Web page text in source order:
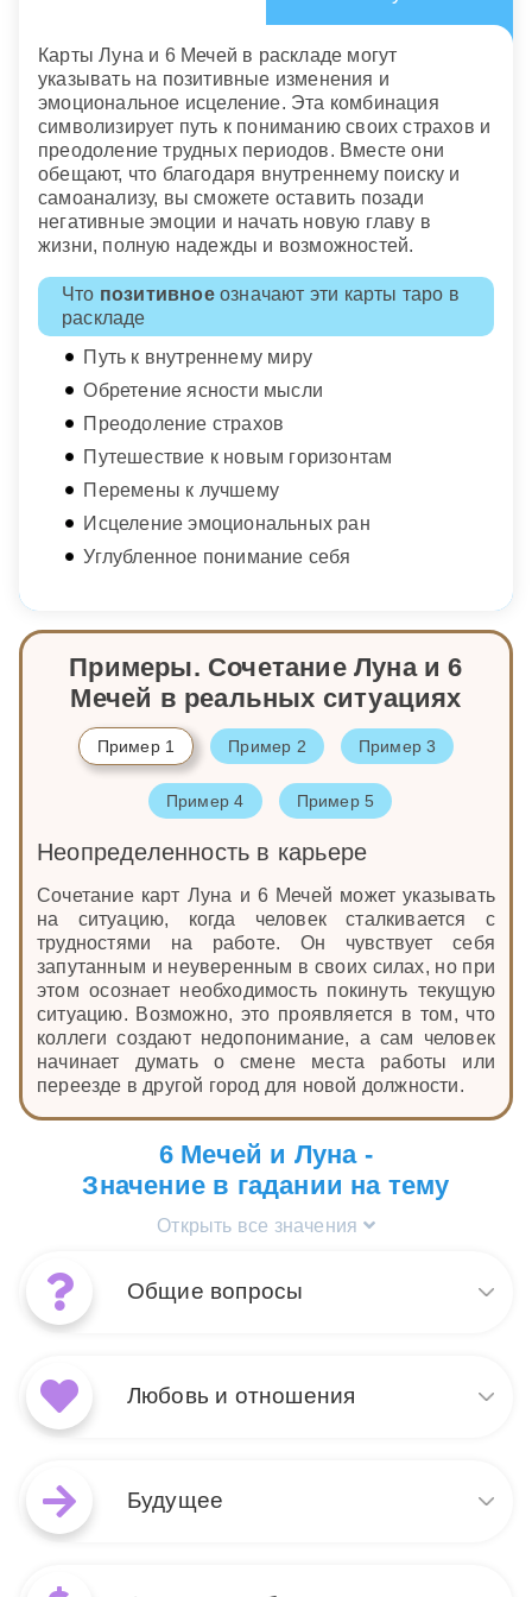
Карты Луна и 6 Мечей в раскладе могут
указывать на позитивные изменения и
эмоциональное исцеление. Эта комбинация
символизирует путь к пониманию своих страхов и
преодоление трудных периодов. Вместе они
обещают, что благодаря внутреннему поиску и
самоанализу, вы сможете оставить позади
негативные эмоции и начать новую главу в
жизни, полную надежды и возможностей.
Что позитивноеозначают эти карты таро в
раскладе
Путь к внутреннему миру
Обретение ясности мысли
Преодоление страхов
Путешествие к новым горизонтам
Перемены к лучшему
Исцеление эмоциональных ран
Углубленное понимание себя
Примеры. Сочетание Луна и 6
Мечей в реальных ситуациях
Пример 1 Пример 2 Пример 3
Пример 4 Пример 5
Неопределенность в карьере
Сочетание карт Луна и 6 Мечей может указывать
на ситуацию, когда человек сталкивается с
трудностями на работе. Он чувствует себя
запутанным и неуверенным в своих силах, но при
этом осознает необходимость покинуть текущую
ситуацию. Возможно, это проявляется в том, что
коллеги создают недопонимание, а сам человек
начинает думать о смене места работы или
переезде в другой город для новой должности.
6 Мечей и Луна -
Значение в гадании на тему
Открыть все значения
Общие вопросы
Луна и 6 Мечей, это говорит о
на иллюзии и
Любовь и отношения
Будущее